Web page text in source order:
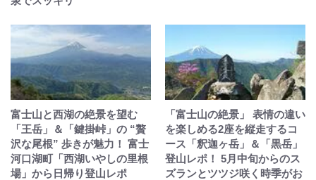
富士山と西湖の絶景を望む
「王岳」＆「鍵掛峠」の “贅
沢な尾根” 歩きが魅力！ 富士
河口湖町「西湖いやしの里根
場」から日帰り登山レポ
「富士山の絶景」 表情の違い
を楽しめる2座を縦走するコ
ース「釈迦ヶ岳」＆「黒岳」
登山レポ！ 5月中旬からのス
ズランとツツジ咲く時季がお